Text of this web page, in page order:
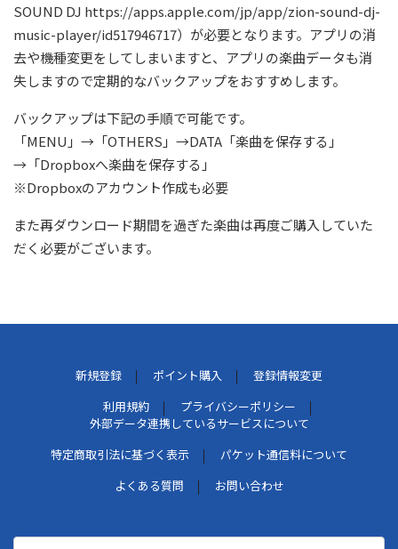
SOUND DJ https://apps.apple.com/jp/app/zion-sound-dj-
music-player/id517946717）が必要となります。アプリの消
去や機種変更をしてしまいますと、アプリの楽曲データも消
失しますので定期的なバックアップをおすすめします。
バックアップは下記の手順で可能です。
「MENU」→「OTHERS」→DATA「楽曲を保存する」
→「Dropboxへ楽曲を保存する」
※Dropboxのアカウント作成も必要
また再ダウンロード期間を過ぎた楽曲は再度ご購入していた
だく必要がございます。
新規登録 ポイント購入
登録情報変更
利用規約
プライバシーポリシー
外部データ連携しているサービスについて
特定商取引法に基づく表示
パケット通信料について
よくある質問
お問い合わせ